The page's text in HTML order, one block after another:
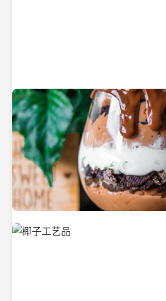
纯净的初榨椰子油
美味的椰子食品